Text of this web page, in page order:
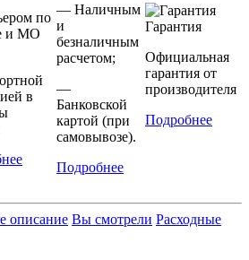
по
и МО
в
— Наличным
и
безналичным
расчетом;
—
Банковской
картой (при
самовывозе).
Подробнее
Гарантия
Официальная
гарантия от
производителя
Подробнее
описание Вы смотрели Расходные